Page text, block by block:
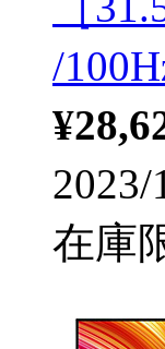
/
2023/
在庫